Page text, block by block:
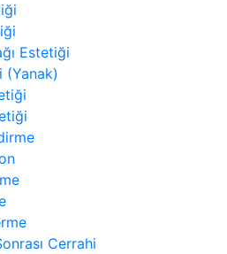
Estetiği
(Yanak)
Cerrahi